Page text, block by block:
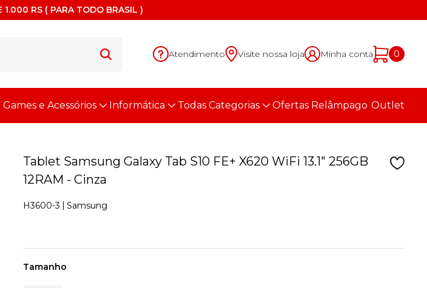
1.000 RS ( PARA TODO BRASIL )
Atendimento Visite nossa loja Minha conta 0
Games e Acessórios Informática Todas Categorias Ofertas Relâmpago Outlet
Tablet Samsung Galaxy Tab S10 FE+ X620 WiFi 13.1" 256GB
12RAM - Cinza
H3600-3 Samsung
Tamanho